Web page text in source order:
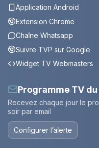
Application Android
Extension Chrome
Chaîne Whatsapp
Suivre TVP sur Google
Widget TV Webmasters
Programme TV
Recevez chaque jour le
soir par email
Configurer l’alerte